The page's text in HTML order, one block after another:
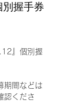
握手券
』個別握
期間などは
認くださ